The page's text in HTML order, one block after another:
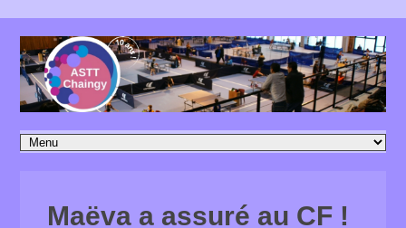
Maëva a assuré au CF !